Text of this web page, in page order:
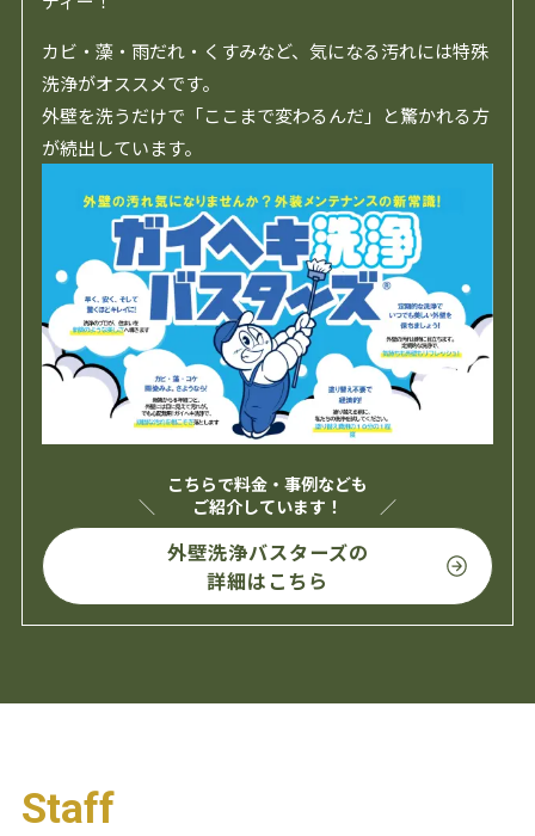
カビ・藻・雨だれ・くすみなど、気になる汚れには特殊
洗浄がオススメです。
外壁を洗うだけで「ここまで変わるんだ」と驚かれる方
が続出しています。
こちらで料金・事例なども
ご紹介しています！
外壁洗浄バスターズの
詳細はこちら
Staff